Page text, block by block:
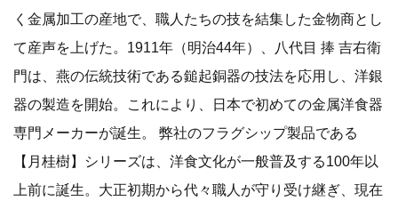
く金属加工の産地で、職人たちの技を結集した金物商とし
て産声を上げた。1911年（明治44年）、八代目 捧 吉右衛
門は、燕の伝統技術である鎚起銅器の技法を応用し、洋銀
器の製造を開始。これにより、日本で初めての金属洋食器
専門メーカーが誕生。 弊社のフラグシップ製品である
【月桂樹】シリーズは、洋食文化が一般普及する100年以
上前に誕生。大正初期から代々職人が守り受け継ぎ、現在